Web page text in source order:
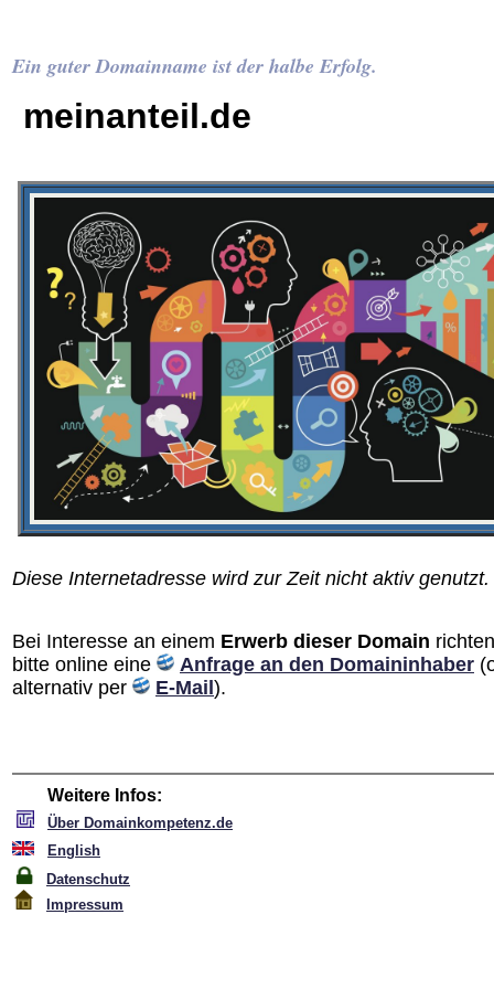
Ein guter Domainname ist der halbe Erfolg.
meinanteil.de
Diese Internetadresse wird zur Zeit nicht aktiv genutzt.
Bei Interesse an einem Erwerb dieser Domain
bitte online eine
Anfrage an den Domain­inhaber
alternativ per
E-Mail ).
Weitere Infos:
Über Domainkompetenz.de
English
Datenschutz
Impressum